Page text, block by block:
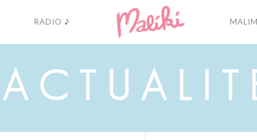
RADIO ♪
A C U A L